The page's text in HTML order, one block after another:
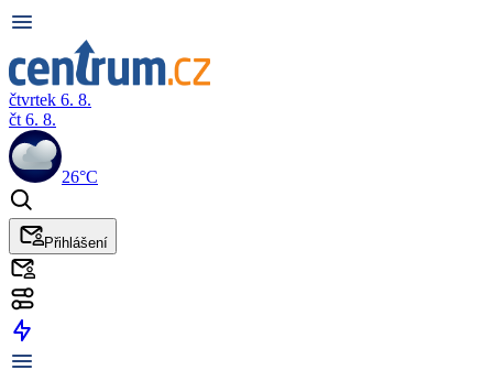
čtvrtek 6. 8.
čt 6. 8.
26°C
Přihlášení